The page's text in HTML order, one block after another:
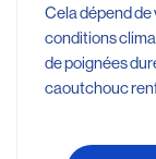
Cela dépend
conditions
de poignées
caoutchouc